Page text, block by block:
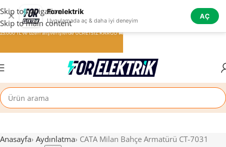
✕ Forelektrik
Uygulamada aç & daha iyi deneyim
AÇ
Skip to navigation
Skip to main content
Anasayfa› Aydınlatma› CATA Milan Bahçe Armatürü CT-7031
25.000 TL ve üzeri alışverişlerde ÜCRETSİZ KARGO 🚚